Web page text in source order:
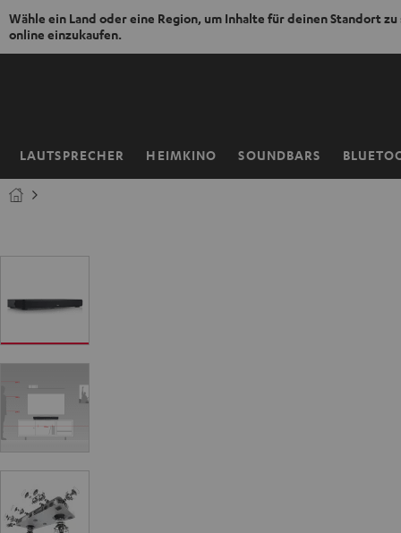
Wähle ein Land oder eine Region, um Inhalte für deinen Standort zu
online einzukaufen.
ZUM
LAUTSPRECHER HEIMKINO SOUNDBARS
Startseite